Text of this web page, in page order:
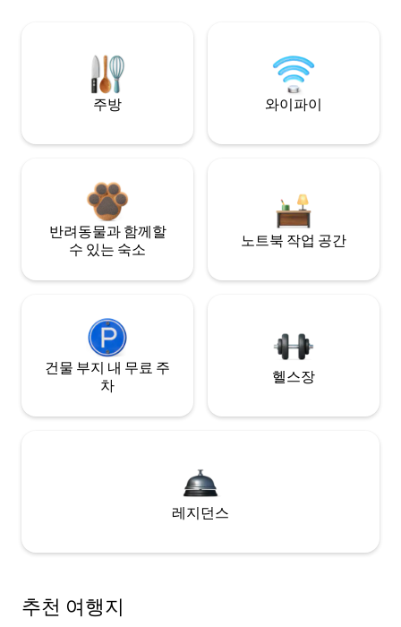
주방 와이파이
반려동물과 함께할
수 있는 숙소
노트북 작업 공간
건물 부지 내 무료 주
차
헬스장
레지던스
추천 여행지